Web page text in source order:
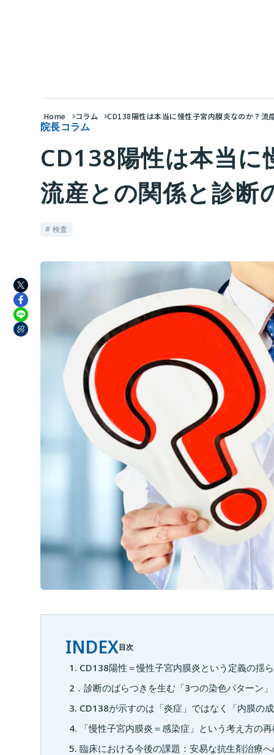
Home コラム CD138陽性は本当に慢性子宮内膜炎なのか？流
院長コラム
CD138陽性は本当に
流産との関係と診断
# 検査
INDEX目次
1. CD138陽性＝慢性子宮内膜炎という定義の揺
2．診断のばらつきを生む「3つの染色パターン」
3. CD138が示すのは「炎症」ではなく「内膜の
4. 「慢性子宮内膜炎＝感染症」という考え方の
5. 臨床における今後の課題：安易な抗生剤治療